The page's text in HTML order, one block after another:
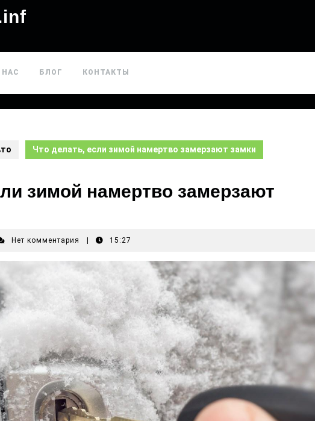
НАС БЛОГ КОНТАКТЫ
Что делать, если зимой намертво замерзают замки
зимой намертво замерзают
Нет комментария 15:27